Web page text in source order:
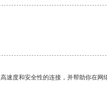
速度和安全性的连接，并帮助你在网